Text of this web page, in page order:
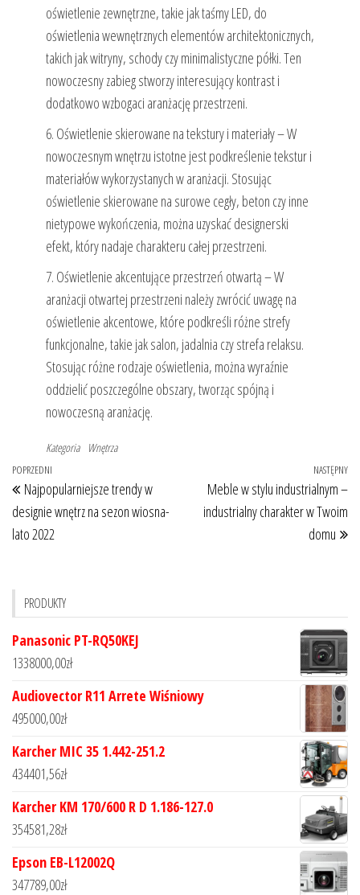
oświetlenie zewnętrzne, takie jak taśmy LED, do
oświetlenia wewnętrznych elementów architektonicznych,
takich jak witryny, schody czy minimalistyczne półki. Ten
nowoczesny zabieg stworzy interesujący kontrast i
dodatkowo wzbogaci aranżację przestrzeni.
6. Oświetlenie skierowane na tekstury i materiały – W
nowoczesnym wnętrzu istotne jest podkreślenie tekstur i
materiałów wykorzystanych w aranżacji. Stosując
oświetlenie skierowane na surowe cegły, beton czy inne
nietypowe wykończenia, można uzyskać designerski
efekt, który nadaje charakteru całej przestrzeni.
7. Oświetlenie akcentujące przestrzeń otwartą – W
aranżacji otwartej przestrzeni należy zwrócić uwagę na
oświetlenie akcentowe, które podkreśli różne strefy
funkcjonalne, takie jak salon, jadalnia czy strefa relaksu.
Stosując różne rodzaje oświetlenia, można wyraźnie
oddzielić poszczególne obszary, tworząc spójną i
nowoczesną aranżację.
Kategoria Wnętrza
Nawigacja
wpisu
Poprzedni
wpis
POPRZEDNI
Najpopularniejsze trendy w
designie wnętrz na sezon wiosna-
lato 2022
NASTĘPNY
Meble w stylu industrialnym –
industrialny charakter w Twoim
domu
PRODUKTY
Panasonic PT-RQ50KEJ
1338000,00zł
Audiovector R11 Arrete Wiśniowy
495000,00zł
Karcher MIC 35 1.442-251.2
434401,56zł
Karcher KM 170/600 R D 1.186-127.0
354581,28zł
Epson EB-L12002Q
347789,00zł